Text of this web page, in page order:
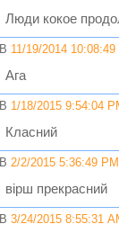
Люди кокое
В 11/19/2014 10:08:49
Ага
В 1/18/2015 9:54:04
Класний
В 2/2/2015 5:36:49 PM
вірш прекрасний
В 3/24/2015 8:55:31